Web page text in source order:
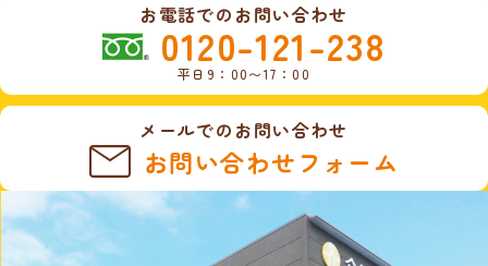
お電話でのお問い合わせ
0120-121-238
平日9：00〜17：00
メールでのお問い合わせ
お問い合わせフォーム